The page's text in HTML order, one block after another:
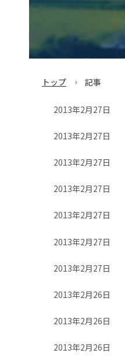
トップ › 記事
2013年2月27日
2013年2月27日
2013年2月27日
2013年2月27日
2013年2月27日
2013年2月27日
2013年2月27日
2013年2月26日
2013年2月26日
2013年2月26日